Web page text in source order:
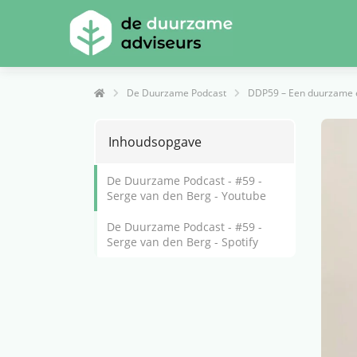
De Duurzame Podcast DDP59 – Een
Inhoudsopgave
De Duurzame Podcast - #59 -
Serge van den Berg - Youtube
De Duurzame Podcast - #59 -
Serge van den Berg - Spotify
over
gedrag van een